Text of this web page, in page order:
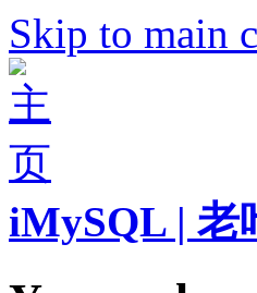
Skip to main
iMySQL | 老